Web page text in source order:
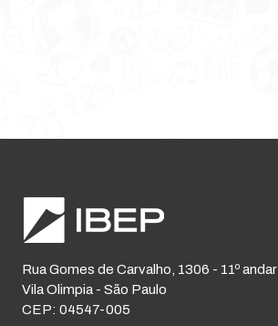
Rua Gomes de Carvalho, 1306 - 11º andar
Vila Olimpia - São Paulo
CEP: 04547-005